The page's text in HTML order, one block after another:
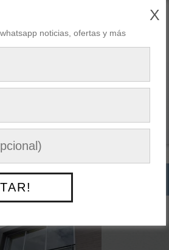
X
noticias, ofertas y más
REGISTRARSE AREA DE CLIENTES
Menú Opciones
> CASA CH